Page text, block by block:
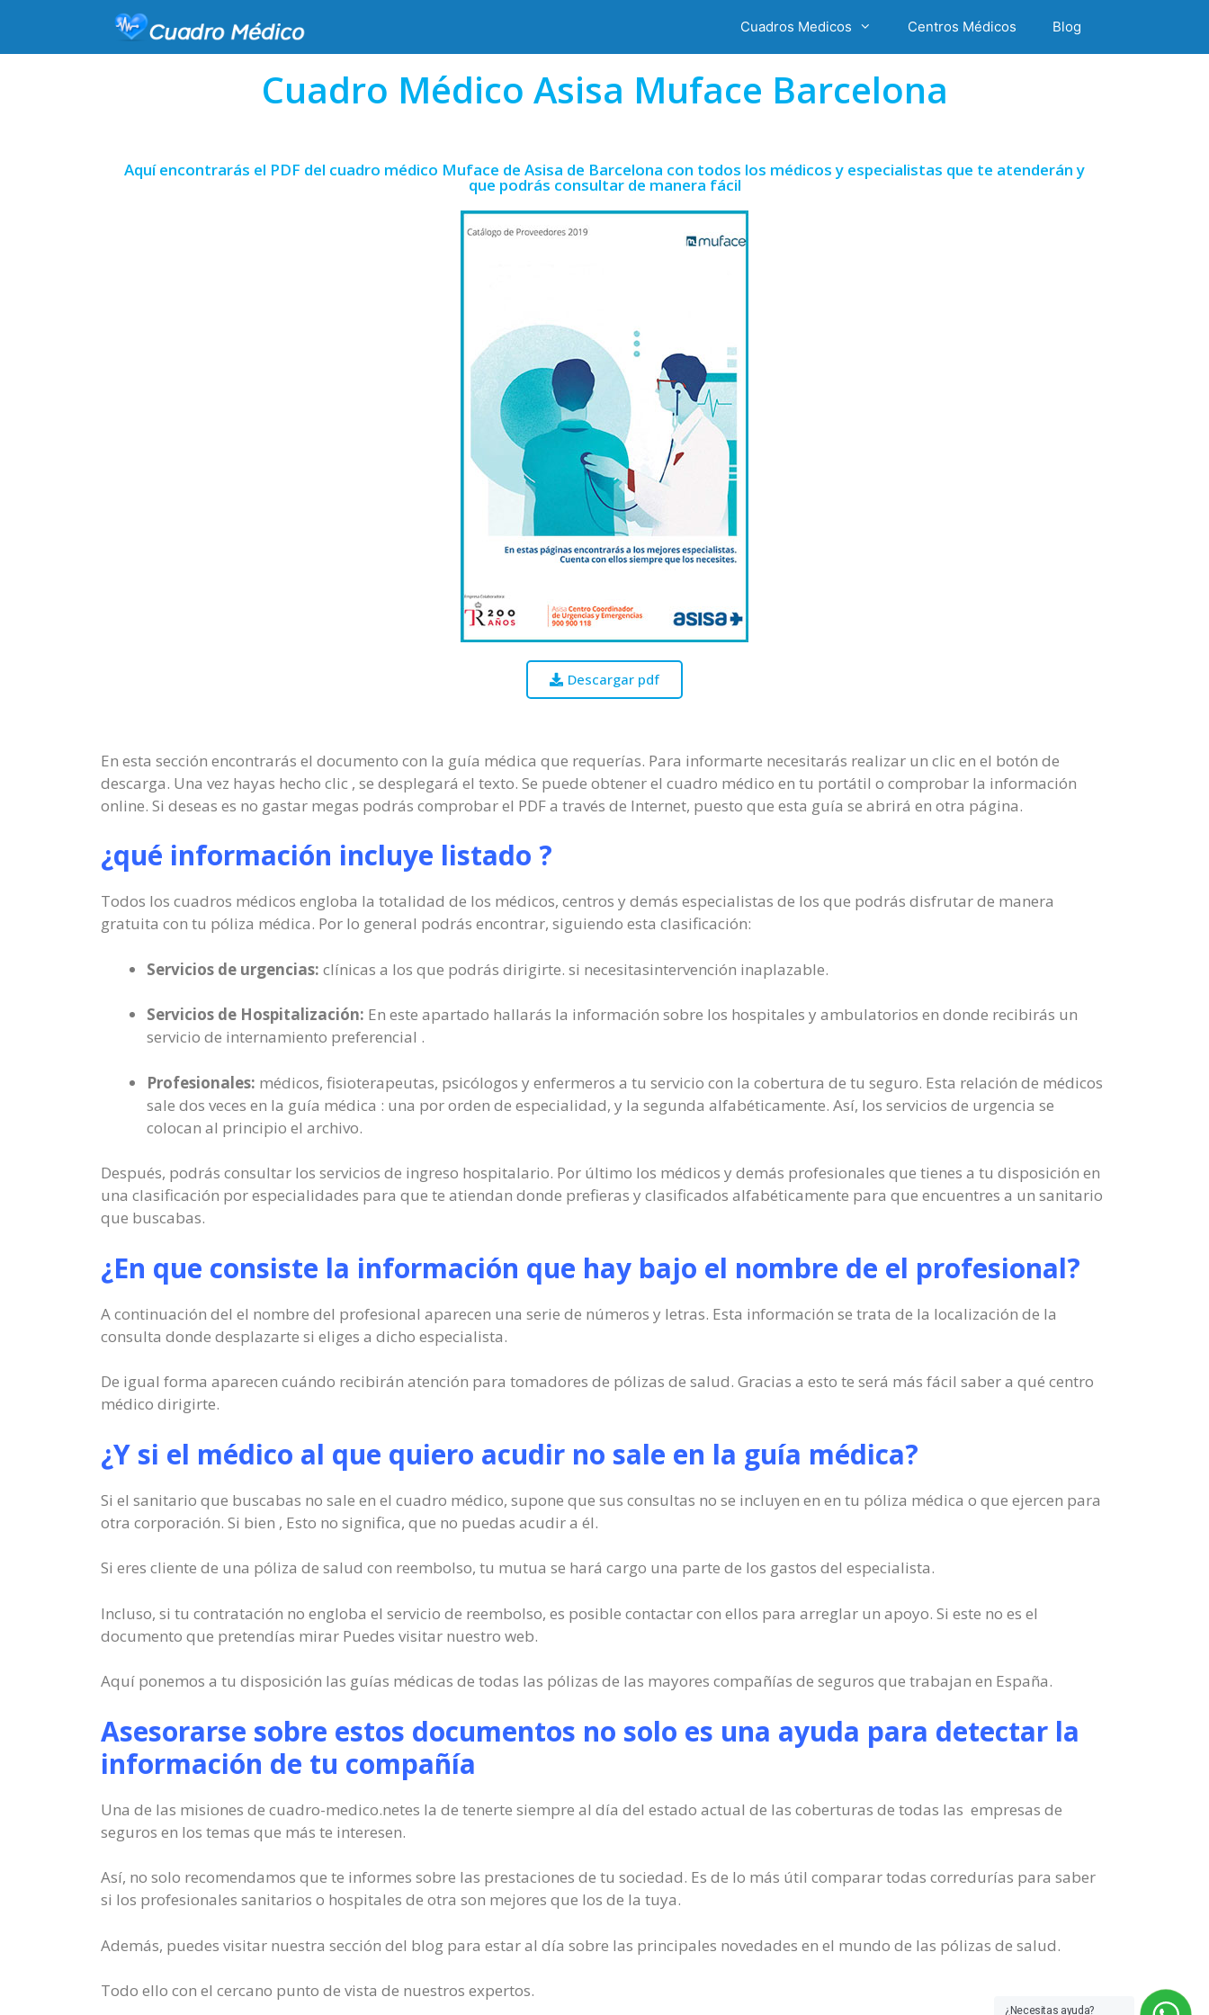
¿Necesitas ayuda?
Cuadros Medicos Centros Médicos Blog
Cuadro Médico Asisa Muface Barcelona
Aquí encontrarás el PDF del cuadro médico Muface de Asisa de Barcelona con todos los médicos y especialistas que te atenderán y
que podrás consultar de manera fácil
Descargar pdf
En esta sección encontrarás el documento con la guía médica que requerías. Para informarte necesitarás realizar un clic en el botón de
descarga. Una vez hayas hecho clic , se desplegará el texto. Se puede obtener el cuadro médico en tu portátil o comprobar la información
online. Si deseas es no gastar megas podrás comprobar el PDF a través de Internet, puesto que esta guía se abrirá en otra página.
¿qué información incluye listado ?
Todos los cuadros médicos engloba la totalidad de los médicos, centros y demás especialistas de los que podrás disfrutar de manera
gratuita con tu póliza médica. Por lo general podrás encontrar, siguiendo esta clasificación:
Servicios de urgencias: clínicas a los que podrás dirigirte. si necesitasintervención inaplazable.
Servicios de Hospitalización: En este apartado hallarás la información sobre los hospitales y ambulatorios en donde recibirás un
servicio de internamiento preferencial .
Profesionales: médicos, fisioterapeutas, psicólogos y enfermeros a tu servicio con la cobertura de tu seguro. Esta relación de médicos
sale dos veces en la guía médica : una por orden de especialidad, y la segunda alfabéticamente. Así, los servicios de urgencia se
colocan al principio el archivo.
Después, podrás consultar los servicios de ingreso hospitalario. Por último los médicos y demás profesionales que tienes a tu disposición en
una clasificación por especialidades para que te atiendan donde prefieras y clasificados alfabéticamente para que encuentres a un sanitario
que buscabas.
¿En que consiste la información que hay bajo el nombre de el profesional?
A continuación del el nombre del profesional aparecen una serie de números y letras. Esta información se trata de la localización de la
consulta donde desplazarte si eliges a dicho especialista.
De igual forma aparecen cuándo recibirán atención para tomadores de pólizas de salud. Gracias a esto te será más fácil saber a qué centro
médico dirigirte.
¿Y si el médico al que quiero acudir no sale en la guía médica?
Si el sanitario que buscabas no sale en el cuadro médico, supone que sus consultas no se incluyen en en tu póliza médica o que ejercen para
otra corporación. Si bien , Esto no significa, que no puedas acudir a él.
Si eres cliente de una póliza de salud con reembolso, tu mutua se hará cargo una parte de los gastos del especialista.
Incluso, si tu contratación no engloba el servicio de reembolso, es posible contactar con ellos para arreglar un apoyo. Si este no es el
documento que pretendías mirar Puedes visitar nuestro web.
Aquí ponemos a tu disposición las guías médicas de todas las pólizas de las mayores compañías de seguros que trabajan en España.
Asesorarse sobre estos documentos no solo es una ayuda para detectar la
información de tu compañía
Una de las misiones de cuadro-medico.netes la de tenerte siempre al día del estado actual de las coberturas de todas las empresas de
seguros en los temas que más te interesen.
Así, no solo recomendamos que te informes sobre las prestaciones de tu sociedad. Es de lo más útil comparar todas corredurías para saber
si los profesionales sanitarios o hospitales de otra son mejores que los de la tuya.
Además, puedes visitar nuestra sección del blog para estar al día sobre las principales novedades en el mundo de las pólizas de salud.
Todo ello con el cercano punto de vista de nuestros expertos.